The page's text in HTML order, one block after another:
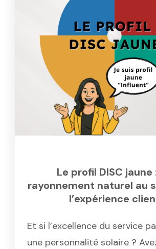
Le profil DISC jaune
rayonnement naturel au
l’expérience
Et si l’excellence du service
une personnalité solaire ?